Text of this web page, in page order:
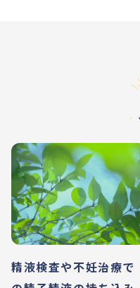
精液検査や不妊治療で